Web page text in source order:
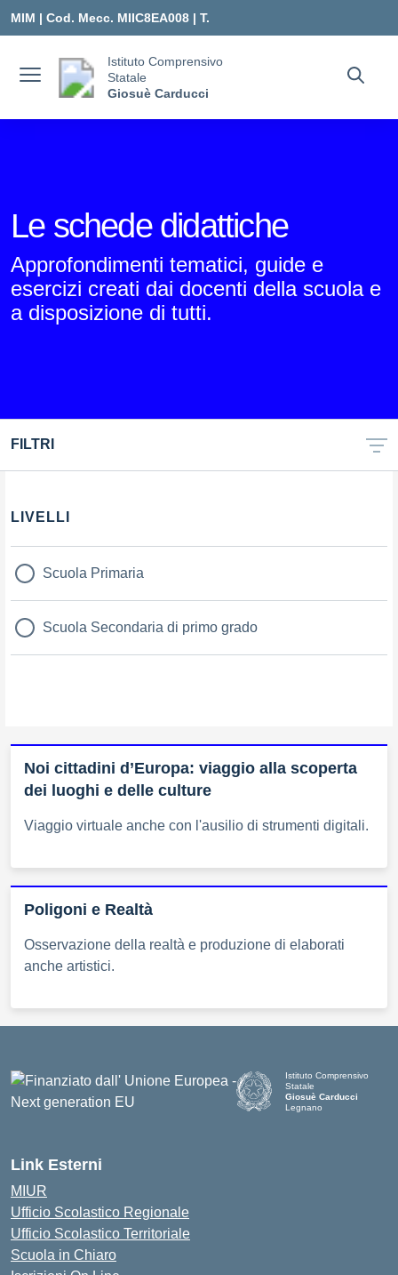
MIM | Cod. Mecc. MIIC8EA008 | T.
MIIC8EA008@ISTRUZIONE.IT
Istituto Comprensivo
Statale
Giosuè Carducci
Le schede didattiche
Approfondimenti tematici, guide e
esercizi creati dai docenti della scuola e
a disposizione di tutti.
FILTRI
LIVELLI
Scuola Primaria
Scuola Secondaria di primo grado
Noi cittadini d’Europa: viaggio alla scoperta
dei luoghi e delle culture
Viaggio virtuale anche con l'ausilio di strumenti digitali.
Poligoni e Realtà
Osservazione della realtà e produzione di elaborati
anche artistici.
Istituto Comprensivo
Statale
Giosuè Carducci
Legnano
Link Esterni
MIUR
Ufficio Scolastico Regionale
Ufficio Scolastico Territoriale
Scuola in Chiaro